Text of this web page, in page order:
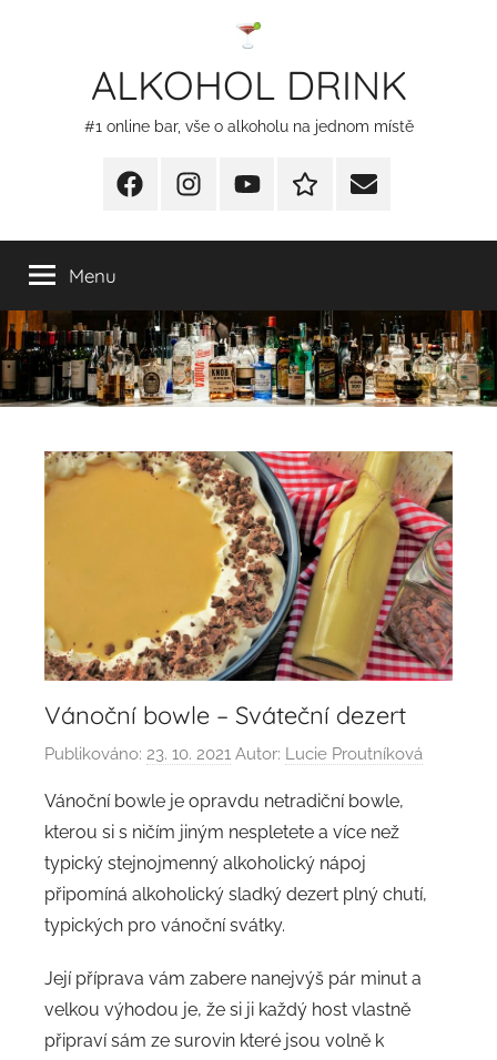
ALKOHOL DRINK
#1 online bar, vše o alkoholu na jednom místě
FacebookInstagram
YT
Redakční
E-
Menu
Vánoční bowle – Sváteční dezert
Publikováno: 23. 10. 2021 Autor: Lucie Proutníková
Vánoční bowle je opravdu netradiční bowle,
kterou si s ničím jiným nespletete a více než
typický stejnojmenný alkoholický nápoj
připomíná alkoholický sladký dezert plný chutí,
typických pro vánoční svátky.
Její příprava vám zabere nanejvýš pár minut a
velkou výhodou je, že si ji každý host vlastně
připraví sám ze surovin které jsou volně k